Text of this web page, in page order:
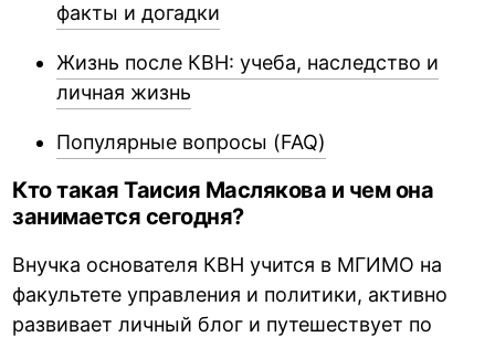
факты и догадки
Жизнь после КВН: учеба, наследство и
личная жизнь
Популярные вопросы (FAQ)
Кто такая Таисия Маслякова и чем она
занимается сегодня?
Внучка основателя КВН учится в МГИМО на
факультете управления и политики, активно
развивает личный блог и путешествует по